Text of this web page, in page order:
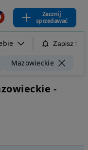
Zacznij
sprzedawać
Zapisz
Mazowieckie
-